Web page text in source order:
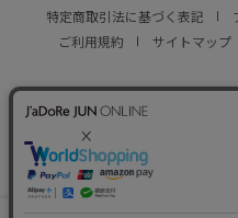
特定商取引法に基づく表記
ご利用規約
サイトマップ
© JUN CO.,LTD.